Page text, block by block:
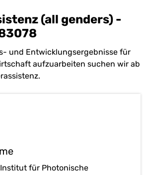
(all genders) -
und Entwicklungsergebnisse für
aufzuarbeiten suchen wir ab
für Photonische